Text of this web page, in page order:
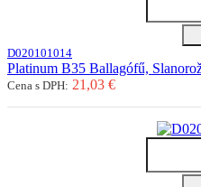
D020101014
Platinum B35 Ballagófű,
Cena s DPH: 21,03 €